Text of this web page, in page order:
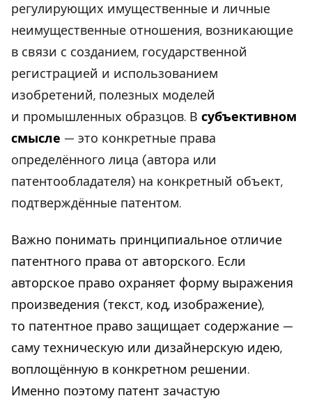
регулирующих имущественные и личные
неимущественные отношения, возникающие
в связи с созданием, государственной
регистрацией и использованием
изобретений, полезных моделей
и промышленных образцов. В субъективном
смысле — это конкретные права
определённого лица (автора или
патентообладателя) на конкретный объект,
подтверждённые патентом.
Важно понимать принципиальное отличие
патентного права от авторского. Если
авторское право охраняет форму выражения
произведения (текст, код, изображение),
то патентное право защищает содержание —
саму техническую или дизайнерскую идею,
воплощённую в конкретном решении.
Именно поэтому патент зачастую